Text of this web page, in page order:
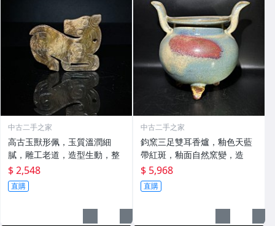
中古二手之家
高古玉獸形佩，玉質溫潤細
膩，雕工老道，造型生動，整
$ 2,548
直購
中古二手之家
鈞窯三足雙耳香爐，釉色天藍
帶紅斑，釉面自然窯變，造
$ 5,968
直購